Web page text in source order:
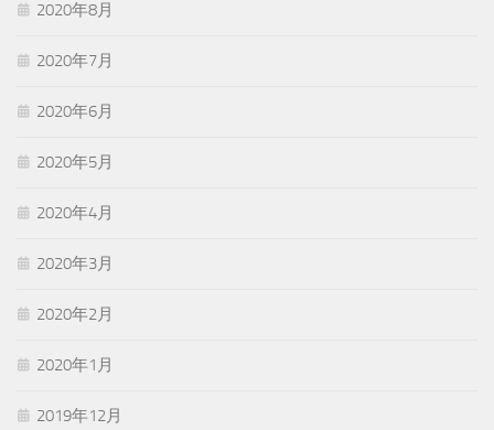
2020年8月
2020年7月
2020年6月
2020年5月
2020年4月
2020年3月
2020年2月
2020年1月
2019年12月